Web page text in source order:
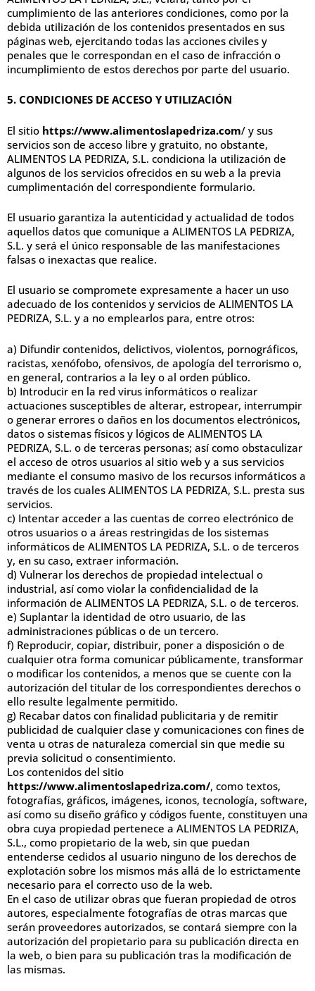
cumplimiento de las anteriores condiciones, como por la
debida utilización de los contenidos presentados en sus
páginas web, ejercitando todas las acciones civiles y
penales que le correspondan en el caso de infracción o
incumplimiento de estos derechos por parte del usuario.
5. CONDICIONES DE ACCESO Y UTILIZACIÓN
El sitio https://www.alimentoslapedriza.com/ y sus
servicios son de acceso libre y gratuito, no obstante,
ALIMENTOS LA PEDRIZA, S.L. condiciona la utilización de
algunos de los servicios ofrecidos en su web a la previa
cumplimentación del correspondiente formulario.
El usuario garantiza la autenticidad y actualidad de todos
aquellos datos que comunique a ALIMENTOS LA PEDRIZA,
S.L. y será el único responsable de las manifestaciones
falsas o inexactas que realice.
El usuario se compromete expresamente a hacer un uso
adecuado de los contenidos y servicios de ALIMENTOS LA
PEDRIZA, S.L. y a no emplearlos para, entre otros:
a) Difundir contenidos, delictivos, violentos, pornográficos,
racistas, xenófobo, ofensivos, de apología del terrorismo o,
en general, contrarios a la ley o al orden público.
b) Introducir en la red virus informáticos o realizar
actuaciones susceptibles de alterar, estropear, interrumpir
o generar errores o daños en los documentos electrónicos,
datos o sistemas físicos y lógicos de ALIMENTOS LA
PEDRIZA, S.L. o de terceras personas; así como obstaculizar
el acceso de otros usuarios al sitio web y a sus servicios
mediante el consumo masivo de los recursos informáticos a
través de los cuales ALIMENTOS LA PEDRIZA, S.L. presta sus
servicios.
c) Intentar acceder a las cuentas de correo electrónico de
otros usuarios o a áreas restringidas de los sistemas
informáticos de ALIMENTOS LA PEDRIZA, S.L. o de terceros
y, en su caso, extraer información.
d) Vulnerar los derechos de propiedad intelectual o
industrial, así como violar la confidencialidad de la
información de ALIMENTOS LA PEDRIZA, S.L. o de terceros.
e) Suplantar la identidad de otro usuario, de las
administraciones públicas o de un tercero.
f) Reproducir, copiar, distribuir, poner a disposición o de
cualquier otra forma comunicar públicamente, transformar
o modificar los contenidos, a menos que se cuente con la
autorización del titular de los correspondientes derechos o
ello resulte legalmente permitido.
g) Recabar datos con finalidad publicitaria y de remitir
publicidad de cualquier clase y comunicaciones con fines de
venta u otras de naturaleza comercial sin que medie su
previa solicitud o consentimiento.
Los contenidos del sitio
https://www.alimentoslapedriza.com/, como textos,
fotografías, gráficos, imágenes, iconos, tecnología, software,
así como su diseño gráfico y códigos fuente, constituyen una
obra cuya propiedad pertenece a ALIMENTOS LA PEDRIZA,
S.L., como propietario de la web, sin que puedan
entenderse cedidos al usuario ninguno de los derechos de
explotación sobre los mismos más allá de lo estrictamente
necesario para el correcto uso de la web.
En el caso de utilizar obras que fueran propiedad de otros
autores, especialmente fotografías de otras marcas que
serán proveedores autorizados, se contará siempre con la
autorización del propietario para su publicación directa en
la web, o bien para su publicación tras la modificación de
las mismas.